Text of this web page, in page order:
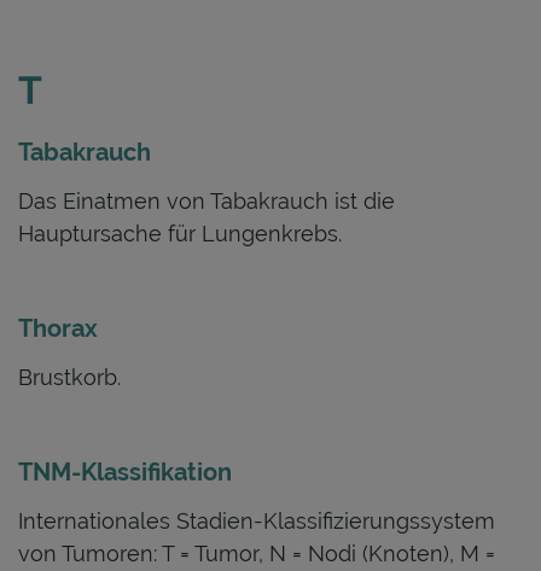
T
Tabakrauch
Das Einatmen von Tabakrauch ist die
Hauptursache für Lungenkrebs.
Thorax
Brustkorb.
TNM-Klassifikation
Internationales Stadien-Klassifizierungssystem
von Tumoren: T = Tumor, N = Nodi (Knoten), M =